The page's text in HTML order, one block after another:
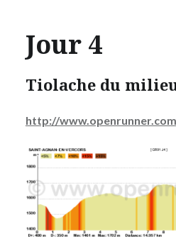
Jour 4
Tiolache du
http://